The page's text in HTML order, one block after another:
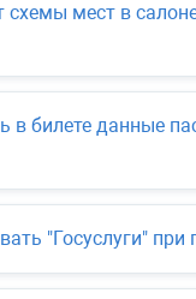
схемы мест в
в билете данные
"Госуслуги" при